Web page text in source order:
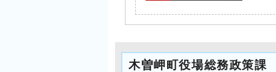
木曽岬町役場総務政策課